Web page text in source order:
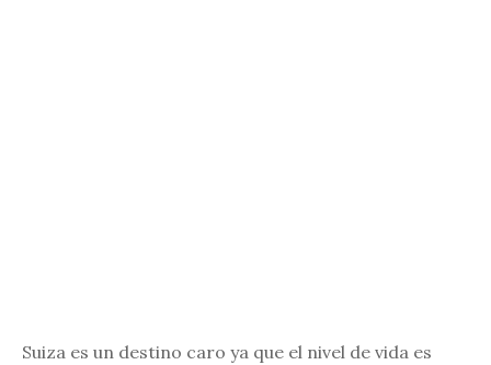
Suiza es un destino caro ya que el nivel de vida es